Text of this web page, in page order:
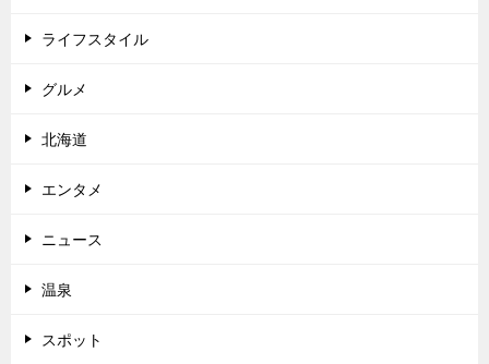
ライフスタイル
グルメ
北海道
エンタメ
ニュース
温泉
スポット